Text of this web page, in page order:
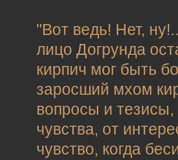
"Вот ведь! Нет,
лицо Догрунда
кирпич мог быть
заросший мхом
вопросы и
чувства, от
чувство, когда